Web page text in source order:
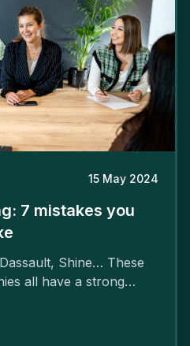
15 May 2024
7 mistakes you
Shine… These
all have a strong
and makes their